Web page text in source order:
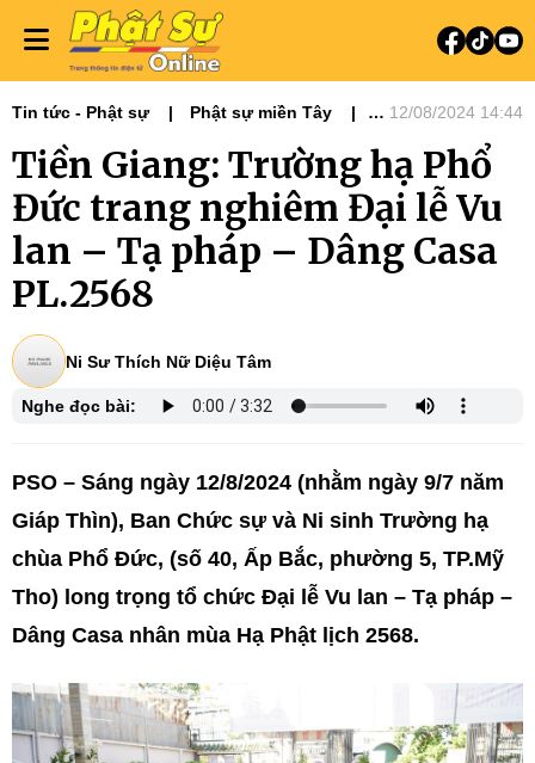
Tin tức - Phật sự
Phật sự miền Tây
12/08/2024 14:44
Tiền Giang: Trường hạ Phổ
Đức trang nghiêm Đại lễ Vu
lan – Tạ pháp – Dâng Casa
PL.2568
Ni Sư Thích Nữ Diệu Tâm
Nghe đọc bài:
PSO – Sáng ngày 12/8/2024 (nhằm ngày 9/7 năm
Giáp Thìn), Ban Chức sự và Ni sinh Trường hạ
chùa Phổ Đức, (số 40, Ấp Bắc, phường 5, TP.Mỹ
Tho) long trọng tổ chức Đại lễ Vu lan – Tạ pháp –
Dâng Casa nhân mùa Hạ Phật lịch 2568.